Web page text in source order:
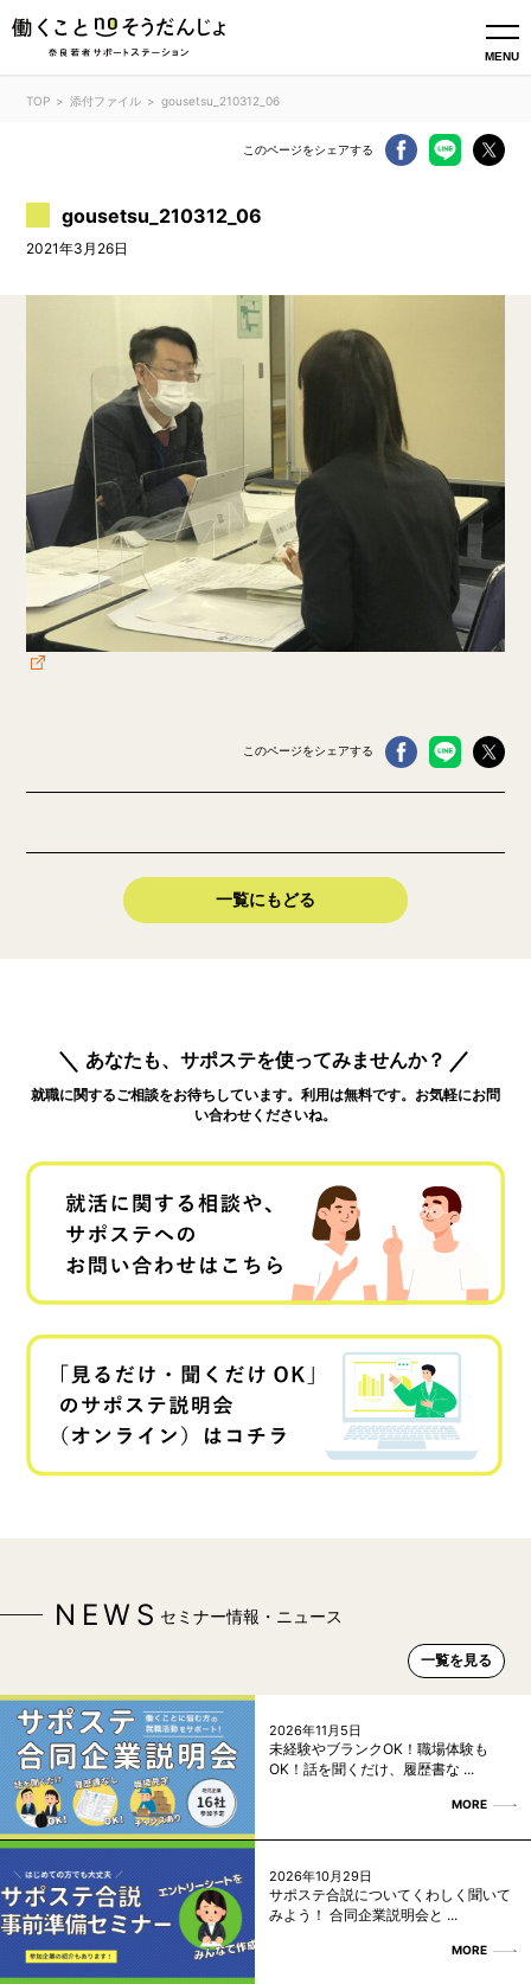
MENU
TOP 添付ファイル gousetsu_210312_06
このページをシェアする
gousetsu_210312_06
2021年3月26日
このページをシェアする
一覧にもどる
あなたも、サポステを使ってみませんか？
就職に関するご相談をお待ちしています。利用は無料です。お気軽にお問
い合わせくださいね。
NEWS セミナー情報・ニュース
一覧を見る
2026年11月5日
未経験やブランクOK！職場体験も
OK！話を聞くだけ、履歴書な ...
MORE
2026年10月29日
サポステ合説についてくわしく聞いて
みよう！ 合同企業説明会と ...
MORE